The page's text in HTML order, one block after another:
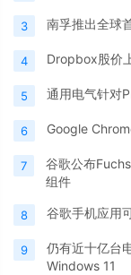
3 南孚推出全球
4 Dropbox股价
5 通用电气针对
6 Google
7
谷歌公布
组件
8 谷歌手机应用
9
仍有近十亿台
Windows 11